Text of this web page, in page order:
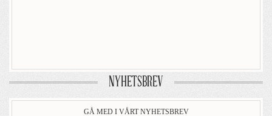
NYHETSBREV
GÅ MED I VÅRT NYHETSBREV